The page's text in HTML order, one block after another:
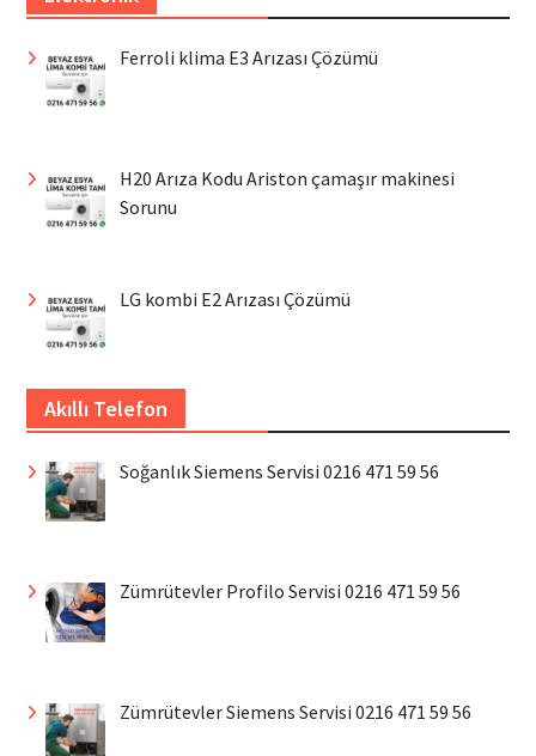
Ferroli klima E3 Arızası Çözümü
H20 Arıza Kodu Ariston çamaşır makinesi
Sorunu
LG kombi E2 Arızası Çözümü
Akıllı Telefon
Soğanlık Siemens Servisi 0216 471 59 56
Zümrütevler Profilo Servisi 0216 471 59 56
Zümrütevler Siemens Servisi 0216 471 59 56